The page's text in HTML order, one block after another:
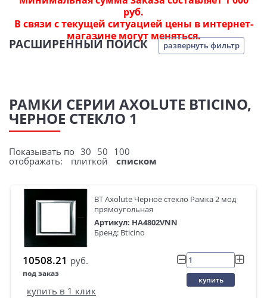
руб.
В связи с текущей ситуацией цены в интернет-
магазине могут меняться.
РАСШИРЕННЫЙ ПОИСК развернуть фильтр
РАМКИ СЕРИИ AXOLUTE BTICINO,
ЧЕРНОЕ СТЕКЛО 1
Показывать по 30 50 100
отображать:
плиткой списком
BT Axolute Черное стекло Рамка 2 мод
прямоугольная
Артикул: HA4802VNN
Бренд: Bticino
10508.21 руб.
под заказ
купить
купить в 1 клик